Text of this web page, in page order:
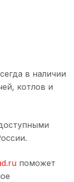
в наличии
котлов и
поможет